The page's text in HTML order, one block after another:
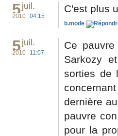
5juil.
2010 04:15
C'est plus
b.mode
5juil.
2010 11:07
Ce
Sarkozy
sorties de
dernière
pauvre
pour la